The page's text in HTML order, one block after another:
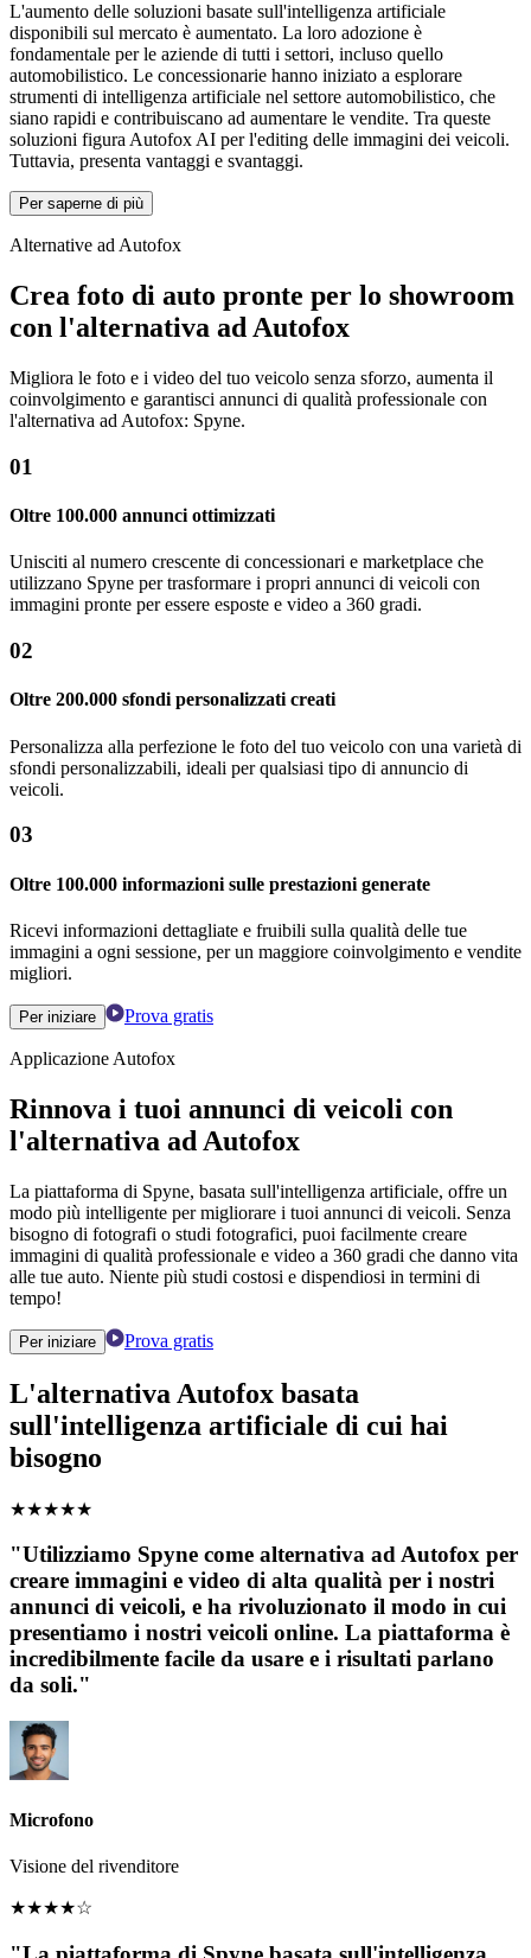
L'aumento delle soluzioni basate sull'intelligenza artificiale
disponibili sul mercato è aumentato. La loro adozione è
fondamentale per le aziende di tutti i settori, incluso quello
automobilistico. Le concessionarie hanno iniziato a esplorare
strumenti di intelligenza artificiale nel settore automobilistico, che
siano rapidi e contribuiscano ad aumentare le vendite. Tra queste
soluzioni figura Autofox AI per l'editing delle immagini dei veicoli.
Tuttavia, presenta vantaggi e svantaggi.
Per saperne di più
Alternative ad Autofox
Crea foto di auto pronte per lo showroom
con l'alternativa ad Autofox
Migliora le foto e i video del tuo veicolo senza sforzo, aumenta il
coinvolgimento e garantisci annunci di qualità professionale con
l'alternativa ad Autofox: Spyne.
01
Oltre 100.000 annunci ottimizzati
Unisciti al numero crescente di concessionari e marketplace che
utilizzano Spyne per trasformare i propri annunci di veicoli con
immagini pronte per essere esposte e video a 360 gradi.
02
Oltre 200.000 sfondi personalizzati creati
Personalizza alla perfezione le foto del tuo veicolo con una varietà di
sfondi personalizzabili, ideali per qualsiasi tipo di annuncio di
veicoli.
03
Oltre 100.000 informazioni sulle prestazioni generate
Ricevi informazioni dettagliate e fruibili sulla qualità delle tue
immagini a ogni sessione, per un maggiore coinvolgimento e vendite
migliori.
Per iniziare Prova gratis
Applicazione Autofox
Rinnova i tuoi annunci di veicoli con
l'alternativa ad Autofox
La piattaforma di Spyne, basata sull'intelligenza artificiale, offre un
modo più intelligente per migliorare i tuoi annunci di veicoli. Senza
bisogno di fotografi o studi fotografici, puoi facilmente creare
immagini di qualità professionale e video a 360 gradi che danno vita
alle tue auto. Niente più studi costosi e dispendiosi in termini di
tempo!
Per iniziare Prova gratis
L'alternativa Autofox basata
sull'intelligenza artificiale di cui hai
bisogno
★★★★★
"Utilizziamo Spyne come alternativa ad Autofox per
creare immagini e video di alta qualità per i nostri
annunci di veicoli, e ha rivoluzionato il modo in cui
presentiamo i nostri veicoli online. La piattaforma è
incredibilmente facile da usare e i risultati parlano
da soli."
Microfono
Visione del rivenditore
★★★★☆